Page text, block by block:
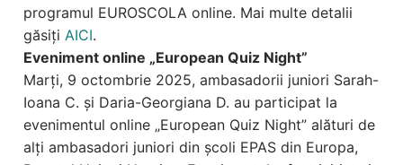
programul EUROSCOLA online. Mai multe detalii
găsiți AICI.
Eveniment online „European Quiz Night”
Marți, 9 octombrie 2025, ambasadorii juniori Sarah-
Ioana C. și Daria-Georgiana D. au participat la
evenimentul online „European Quiz Night” alături de
alți ambasadori juniori din școli EPAS din Europa,